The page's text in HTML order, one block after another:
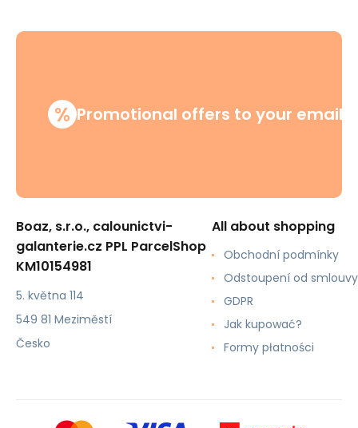
% Promotional offers to your email
Boaz, s.r.o., calounictvi-
galanterie.cz PPL ParcelShop
KM10154981
5. května 114
549 81 Meziměstí
Česko
All about shopping
Obchodní podmínky
Odstoupení od smlouvy
GDPR
Jak kupować?
Formy płatności